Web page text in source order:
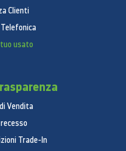
Clienti
usato
Vendita
Trade-In